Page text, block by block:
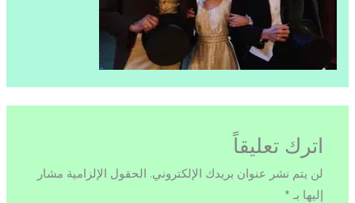
اترك تعليقاً
لن يتم نشر عنوان بريدك الإلكتروني. الحقول الإلزامية مشار
إليها بـ *